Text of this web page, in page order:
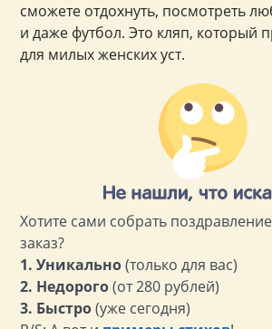
сможете отдохнуть, посмотреть
и даже футбол. Это кляп, который
для милых женских уст.
Хотите сами собрать
заказ?
1. Уникально(только для вас)
2. Недорого(от 280 рублей)
3. Быстро(уже сегодня)